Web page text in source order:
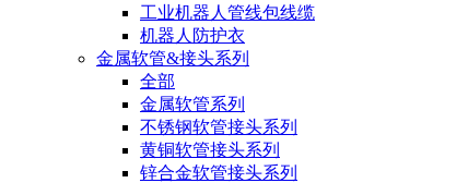
工业机器人管线包线缆
机器人防护衣
金属软管&接头系列
全部
金属软管系列
不锈钢软管接头系列
黄铜软管接头系列
锌合金软管接头系列